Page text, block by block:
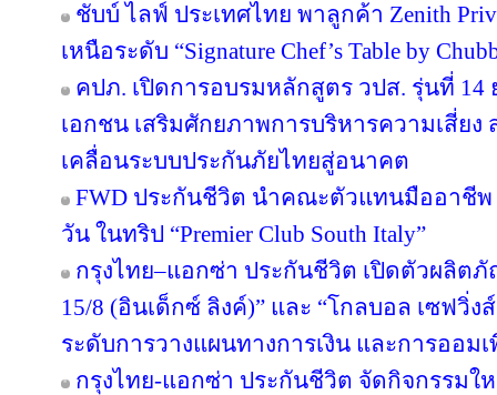
ชับบ์ ไลฟ์ ประเทศไทย พาลูกค้า Zenith
เหนือระดับ “Signature Chef’s Table by
คปภ. เปิดการอบรมหลักสูตร วปส. รุ่นที่ 14
เอกชน เสริมศักยภาพการบริหารความเสี่ยง ส
เคลื่อนระบบประกันภัยไทยสู่อนาคต
FWD ประกันชีวิต นำคณะตัวแทนมืออาชี
วัน ในทริป “Premier Club South Italy”
กรุงไทย–แอกซ่า ประกันชีวิต เปิดตัวผลิต
15/8 (อินเด็กซ์ ลิงค์)” และ “โกลบอล เซฟวิ่ง
ระดับการวางแผนทางการเงิน และการออม
กรุงไทย-แอกซ่า ประกันชีวิต จัดกิจกรรมใ